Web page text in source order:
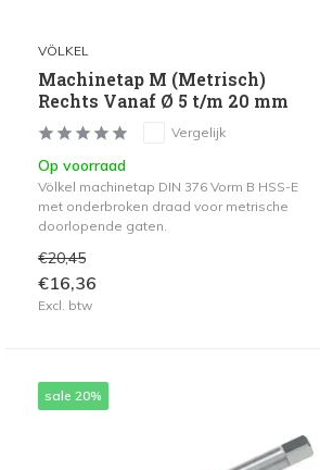
VÖLKEL
Machinetap M (Metrisch)
Rechts Vanaf Ø 5 t/m 20 mm
Vergelijk
Op voorraad
Völkel machinetap DIN 376 Vorm B HSS-E
met onderbroken draad voor metrische
doorlopende gaten.
€20,45
€16,36
Excl. btw
sale 20%